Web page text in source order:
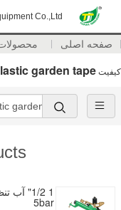
Co.,Ltd.
صفحه اصلی
کیفیت garden tape
5bar